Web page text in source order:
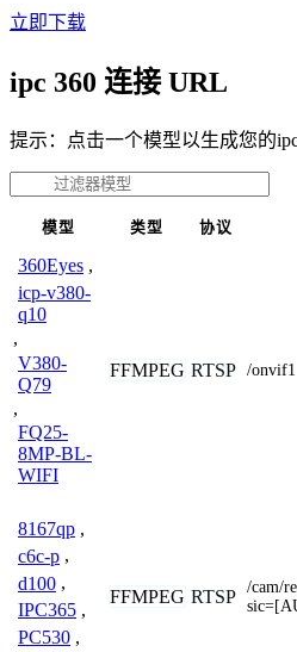
立即下载
ipc 360 连接 URL
提示：点击一个模型以生成您的
模型 类型 协议
360Eyes ,
icp-v380-
q10
,
V380-
Q79
,
FQ25-
8MP-BL-
WIFI
FFMPEG RTSP /onvif1
8167qp ,
c6c-p ,
d100 ,
IPC365 ,
PC530 ,
FFMPEG RTSP /cam/